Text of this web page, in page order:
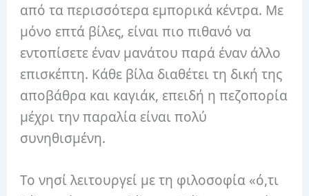
από τα περισσότερα εμπορικά κέντρα. Με
μόνο επτά βίλες, είναι πιο πιθανό να
εντοπίσετε έναν μανάτου παρά έναν άλλο
επισκέπτη. Κάθε βίλα διαθέτει τη δική της
αποβάθρα και καγιάκ, επειδή η πεζοπορία
μέχρι την παραλία είναι πολύ
συνηθισμένη.
Το νησί λειτουργεί με τη φιλοσοφία «ό,τι